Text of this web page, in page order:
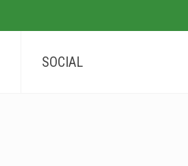
SOCIAL